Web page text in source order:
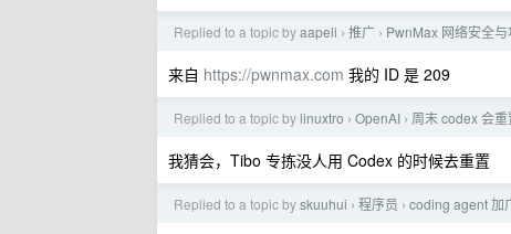
Replied to a topic byaapeli › 推广 › PwnMax 网络安全
来自 https://pwnmax.com 我的 ID 是 209
Replied to a topic by linuxtro › OpenAI › 周末 codex 会重
我猜会，Tibo 专拣没人用 Codex 的时候去重置
Replied to a topic byskuuhui › 程序员 › coding agent 加